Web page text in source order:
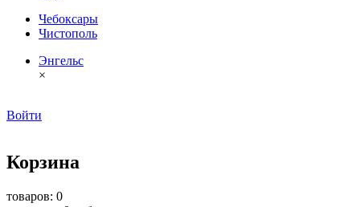
Чебоксары
Чистополь
Энгельс
×
Войти
Корзина
товаров: 0